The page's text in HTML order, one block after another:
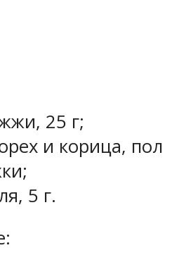
25 г;
и корица, пол
5 г.